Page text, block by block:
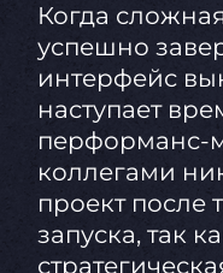
Когда
успешно
интерфейс
наступает
перформанс-
коллегами
проект после
запуска, так